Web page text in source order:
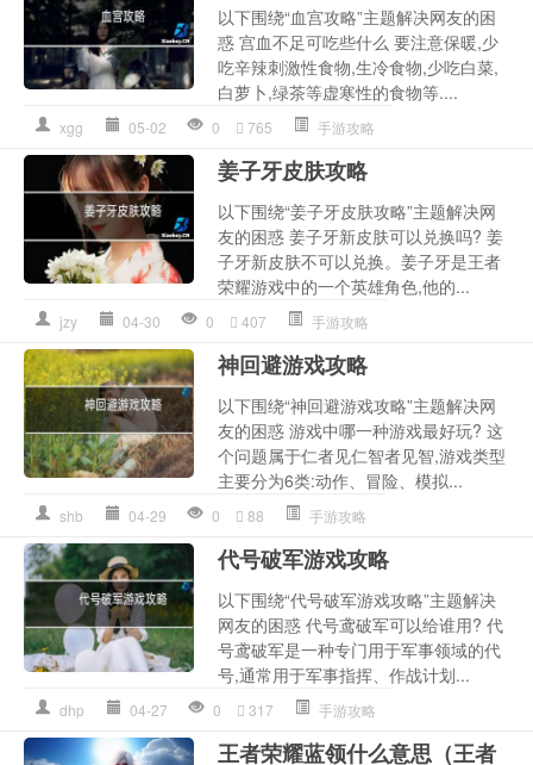
以下围绕“血宫攻略”主题解决网友的困
惑 宫血不足可吃些什么 要注意保暖,少
吃辛辣刺激性食物,生冷食物,少吃白菜,
白萝卜,绿茶等虚寒性的食物等....
xgg 05-02 0 765 手游攻略
姜子牙皮肤攻略
以下围绕“姜子牙皮肤攻略”主题解决网
友的困惑 姜子牙新皮肤可以兑换吗? 姜
子牙新皮肤不可以兑换。姜子牙是王者
荣耀游戏中的一个英雄角色,他的...
jzy 04-30 0 407 手游攻略
神回避游戏攻略
以下围绕“神回避游戏攻略”主题解决网
友的困惑 游戏中哪一种游戏最好玩? 这
个问题属于仁者见仁智者见智,游戏类型
主要分为6类:动作、冒险、模拟...
shb 04-29 0 88 手游攻略
代号破军游戏攻略
以下围绕“代号破军游戏攻略”主题解决
网友的困惑 代号鸢破军可以给谁用? 代
号鸢破军是一种专门用于军事领域的代
号,通常用于军事指挥、作战计划...
dhp 04-27 0 317 手游攻略
王者荣耀蓝领什么意思（王者